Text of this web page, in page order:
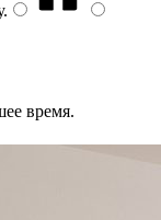
.
время.